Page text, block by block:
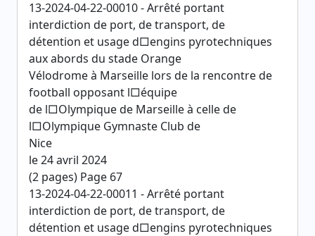
13-2024-04-22-00010 - Arrêté portant
interdiction de port, de transport, de
détention et usage d□engins pyrotechniques
aux abords du stade Orange
Vélodrome à Marseille lors de la rencontre de
football opposant l□équipe
de l□Olympique de Marseille à celle de
l□Olympique Gymnaste Club de
Nice
le 24 avril 2024
(2 pages) Page 67
13-2024-04-22-00011 - Arrêté portant
interdiction de port, de transport, de
détention et usage d□engins pyrotechniques